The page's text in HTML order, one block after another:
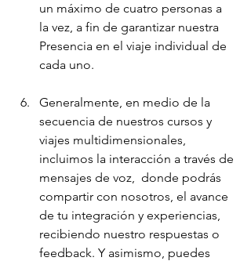
un máximo de cuatro personas a
la vez, a fin de garantizar nuestra
Presencia en el viaje individual de
cada uno.
Generalmente, en medio de la
secuencia de nuestros cursos y
viajes multidimensionales,
incluimos la interacción a través de
mensajes de voz,  donde podrás
compartir con nosotros, el avance
de tu integración y experiencias,
recibiendo nuestro respuestas o
feedback. Y asimismo, puedes